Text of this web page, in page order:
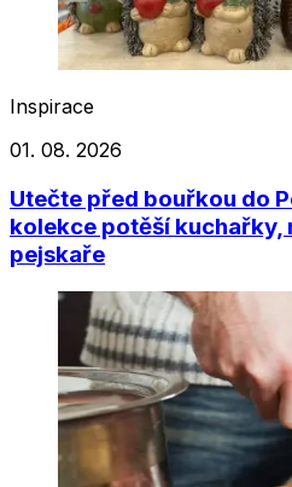
Inspirace
01. 08. 2026
Utečte před bouřkou do
kolekce potěší
pejskaře